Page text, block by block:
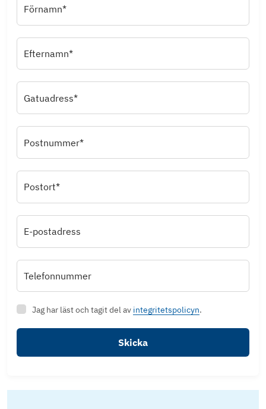
Förnamn*
Efternamn*
Gatuadress*
Postnummer*
Postort*
E-postadress
Telefonnummer
Jag har läst och tagit del av integritetspolicyn.
Skicka